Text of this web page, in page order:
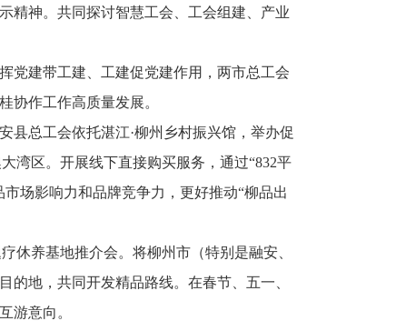
精神。共同探讨智慧工会、工会组建、产业
党建带工建、工建促党建作用，两市总工会
协作工作高质量发展。
县总工会依托湛江·柳州乡村振兴馆，举办促
湾区。开展线下直接购买服务，通过“832平
场影响力和品牌竞争力，更好推动“柳品出
休养基地推介会。将柳州市（特别是融安、
地，共同开发精品路线。在春节、五一、
游意向。